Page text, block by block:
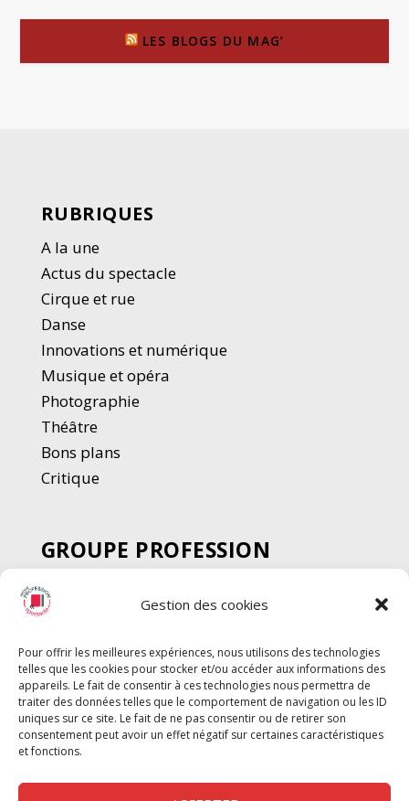
Gestion des cookies
Pour offrir les meilleures expériences, nous utilisons des technologies
telles que les cookies pour stocker et/ou accéder aux informations des
appareils. Le fait de consentir à ces technologies nous permettra de
traiter des données telles que le comportement de navigation ou les ID
uniques sur ce site. Le fait de ne pas consentir ou de retirer son
consentement peut avoir un effet négatif sur certaines caractéristiques
et fonctions.
LES BLOGS DU MAG’
RUBRIQUES
A la une
Actus du spectacle
Cirque et rue
Danse
Innovations et numérique
Musique et opéra
Photographie
Théâtre
Bons plans
Critique
GROUPE PROFESSION
SPECTACLE
Chèque Intermittents
Chèque Compta
Chèque Emploi Spectacle
G-Pods
Profession Audio-visuel